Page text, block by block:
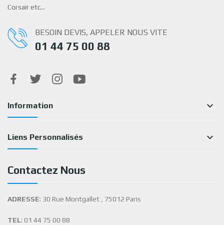
Corsair etc…
BESOIN DEVIS, APPELER NOUS VITE
01 44 75 00 88
Information 
Liens Personnalisés 
Contactez Nous
ADRESSE: 30 Rue Montgallet , 75012 Paris
TEL: 01 44 75 00 88